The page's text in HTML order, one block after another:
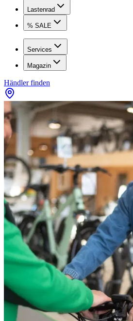
Lastenrad
% SALE
Services
Magazin
Händler finden